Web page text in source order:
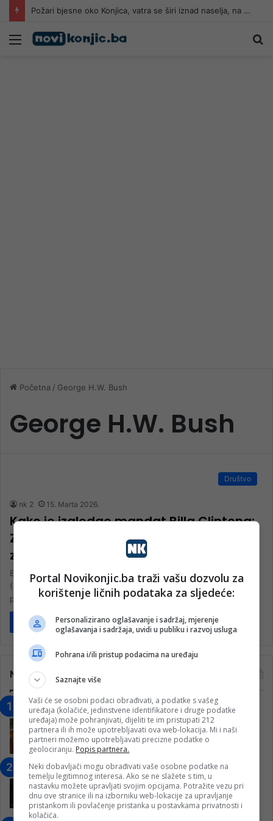
Požari bjesne oko Konjica, vatra se širi iznad naselja, na teren upućeni i sarajevski varogasci
Meni
Početna / George H.W. Bush
George H.W. Bush
Društvo
nk 2 15. Marta 2026.
Kako je izgledao mandat Billa Clintona:
Zlatno doba SAD-a ili propuštena prilika
za svijet?
Bill Clinton je postao predsjednik Sjedinjenih Američkih Država
(SAD) 1993. godine i vodio ovu državu kroz “Pax Americanu”,
period nesumnjive…
Pročitaj više
Najčitanije
“Obrazovanje gradi BiH-Jovan Divjak“
– Konjic je u posljednje 22 godine imao
25 ​​stipendista
15. Februara 2023.
Nogometaši Igmana iznenadili
Konjičanke cvijećem i besplatnim
ulazom na utakmicu
7. Marta 2025.
Portal Novikonjic.ba traži vašu dozvolu za
korištenje ličnih podataka za sljedeće:
Personalizirano oglašavanje i sadržaj, mjerenje
oglašavanja i sadržaja, uvidi u publiku i razvoj usluga
Pohrana i/ili pristup podacima na uređaju
Saznajte više
Vaši će se osobni podaci obrađivati, a podatke s vašeg
uređaja (kolačiće, jedinstvene identifikatore i druge podatke
uređaja) može pohranjivati, dijeliti te im pristupati 212
partnera ili ih može upotrebljavati ova web-lokacija. Mi i naši
partneri možemo upotrebljavati precizne podatke o
geolociranju. Popis partnera.
Neki dobavljači mogu obrađivati vaše osobne podatke na
temelju legitimnog interesa. Ako se ne slažete s tim, u
nastavku možete upravljati svojim opcijama. Potražite vezu pri
dnu ove stranice ili na izborniku web-lokacije za upravljanje
pristankom ili povlačenje pristanka u postavkama privatnosti i
kolačića.